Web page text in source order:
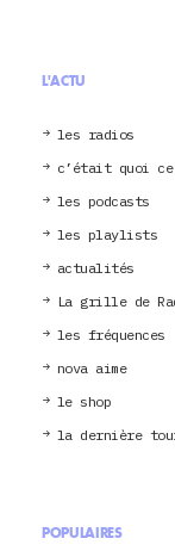
L'ACTU
les radios
c’était quoi
les podcasts
les playlists
actualités
La grille de
les fréquences
nova aime
le shop
la dernière
POPULAIRES